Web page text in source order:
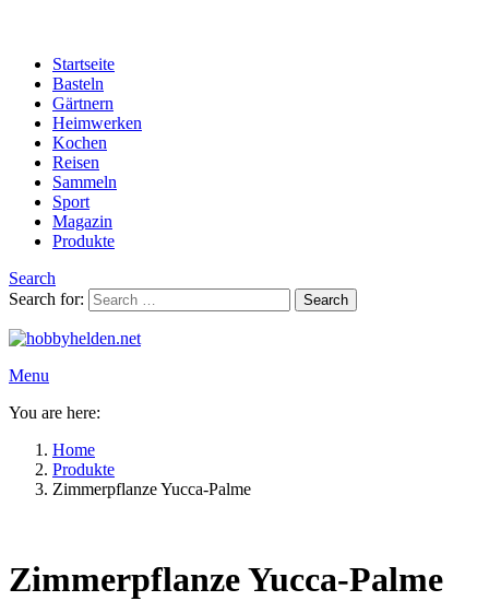
Startseite
Basteln
Gärtnern
Heimwerken
Kochen
Reisen
Sammeln
Sport
Magazin
Produkte
Search
Search for:
Search
Menu
You are here:
Home
Produkte
Zimmerpflanze Yucca-Palme
Zimmerpflanze Yucca-Palme